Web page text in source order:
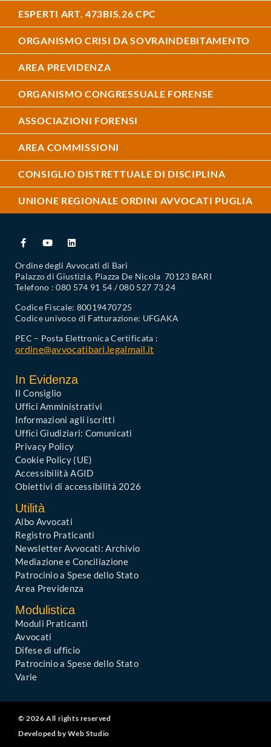
ESPERTI ART. 473BIS.26 CPC
ORGANISMO CRISI DA SOVRAINDEBITAMENTO
AREA PREVIDENZA
ORGANISMO CONGRESSUALE FORENSE
ASSOCIAZIONI FORENSI
AREA COMMISSIONI
CONSIGLIO DISTRETTUALE DI DISCIPLINA
UNIONE REGIONALE ORDINI AVVOCATI PUGLIA
Ordine degli Avvocati di Bari
Palazzo di Giustizia, Piazza De Nicola 70123 BARI
Telefono : 080 574 91 54 / 080 527 73 24
Codice Fiscale: 80019470725
Codice univoco di Fatturazione: UFGAKA
PEC – Posta Elettronica Certificata :
ordine@avvocatibari.legalmail.it
In Evidenza
Il Consiglio
Uffici Amministrativi
Informazioni agli iscritti
Uffici Giudiziari: Comunicati
Privacy Policy
Cookie Policy (UE)
Accessibilità AGID
Obiettivi di accessibilità 2026
Utilità
Albo Avvocati
Registro Praticanti
Newsletter Avvocati: Archivio
Mediazione e Conciliazione
Patrocinio a Spese dello Stato
Area Previdenza
Modulistica
Moduli Praticanti
Avvocati
Difese di ufficio
Patrocinio a Spese dello Stato
Varie
© 2026 All rights reserved
Developed by Web Studio